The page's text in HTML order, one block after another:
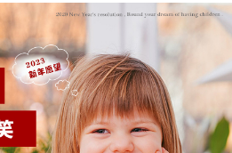
首页
三代试管婴儿
第三方辅助生殖